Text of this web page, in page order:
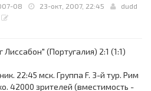
08 23-окт, 2007, 22:45
dudd
(Португалия) 2:1 (1:1)
22:45 мск. Группа F. 3-й тур. Рим
42000 зрителей (вместимость -